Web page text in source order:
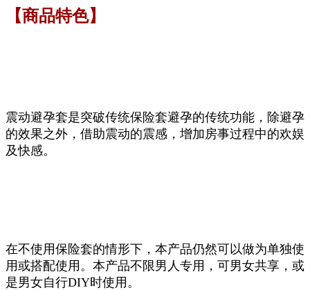
【商品特色】
震动避孕套是突破传统保险套避孕的传统功能，除避孕
的效果之外，借助震动的震感，增加房事过程中的欢娱
及快感。
在不使用保险套的情形下，本产品仍然可以做为单独使
用或搭配使用。本产品不限男人专用，可男女共享，或
是男女自行DIY时使用。